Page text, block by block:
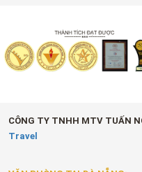
CÔNG TY TNHH MTV TUẤN
Travel